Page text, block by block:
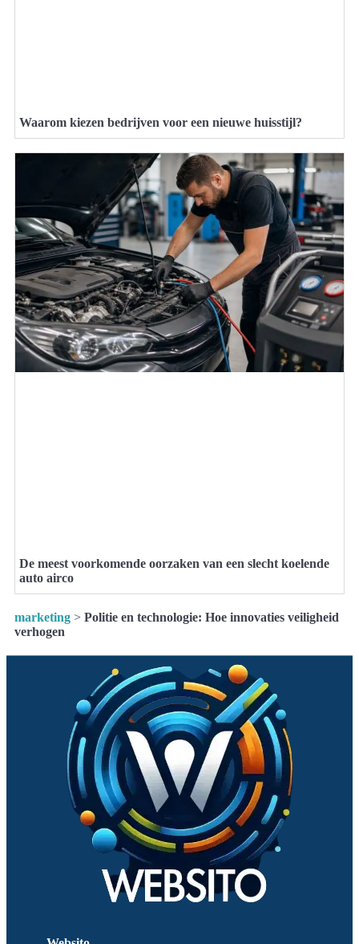
Waarom kiezen bedrijven voor een nieuwe huisstijl?
De meest voorkomende oorzaken van een slecht koelende
auto airco
marketing > Politie en technologie: Hoe innovaties veiligheid
verhogen